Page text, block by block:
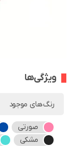
ویژگی‌ها
رنگ‌های موجود
صورتی
مشکی